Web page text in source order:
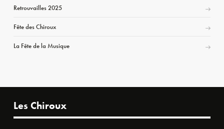
Retrouvailles 2025
Fête des Chiroux
La Fête de la Musique
Les Chiroux